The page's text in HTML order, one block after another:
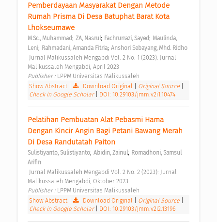
Pemberdayaan Masyarakat Dengan Metode
Rumah Prisma Di Desa Batuphat Barat Kota
Lhokseumawe
M.Sc., Muhammad; ZA, Nasrul; Fachrurrazi, Sayed; Maulinda,
Leni; Rahmadani, Amanda Fitria; Anshori Sebayang, Mhd. Ridho
Malikussaleh Mengabdi, April 2023
Publisher : LPPM Universitas Malikussaleh
Show Abstract
Download Original Original Source
Check in Google Scholar
DOI: 10.29103/jmm.v2i1.10474
Pelatihan Pembuatan Alat Pebasmi Hama
Dengan Kincir Angin Bagi Petani Bawang Merah
Di Desa Randutatah Paiton
Sulistiyanto, Sulistiyanto; Abidin, Zainul; Romadhoni, Samsul
Arifin
Malikussaleh Mengabdi, Oktober 2023
Publisher : LPPM Universitas Malikussaleh
Show Abstract
Download Original Original Source
Check in Google Scholar
DOI: 10.29103/jmm.v2i2.13196